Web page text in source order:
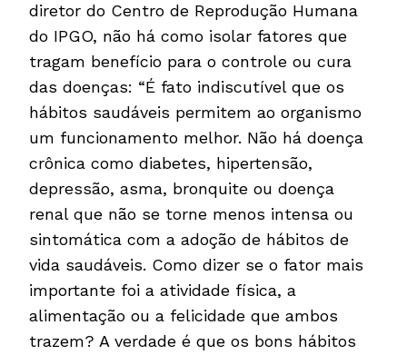
diretor do Centro de Reprodução Humana
do IPGO, não há como isolar fatores que
tragam benefício para o controle ou cura
das doenças: “É fato indiscutível que os
hábitos saudáveis permitem ao organismo
um funcionamento melhor. Não há doença
crônica como diabetes, hipertensão,
depressão, asma, bronquite ou doença
renal que não se torne menos intensa ou
sintomática com a adoção de hábitos de
vida saudáveis. Como dizer se o fator mais
importante foi a atividade física, a
alimentação ou a felicidade que ambos
trazem? A verdade é que os bons hábitos